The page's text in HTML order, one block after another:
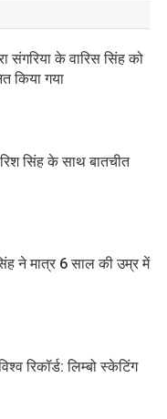
संगरिया के वारिस सिंह को
किया गया
सिंह के साथ बातचीत
ने मात्र 6 साल की उम्र में
रिकॉर्ड: लिम्बो स्केटिंग